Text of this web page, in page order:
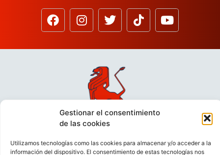
Gestionar el consentimiento
de las cookies
Utilizamos tecnologías como las cookies para almacenar y/o acceder a la
información del dispositivo. El consentimiento de estas tecnologías nos